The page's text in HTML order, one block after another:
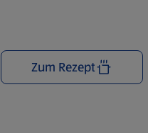
Zum Rezept